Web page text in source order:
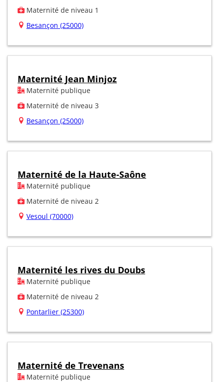
Maternité de niveau 1
Besançon (25000)
Maternité Jean Minjoz
Maternité publique
Maternité de niveau 3
Besançon (25000)
Maternité de la Haute-Saône
Maternité publique
Maternité de niveau 2
Vesoul (70000)
Maternité les rives du Doubs
Maternité publique
Maternité de niveau 2
Pontarlier (25300)
Maternité de Trevenans
Maternité publique